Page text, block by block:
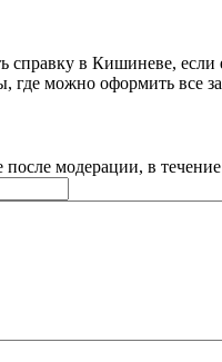
в Кишиневе, если
где можно оформить все
модерации, в